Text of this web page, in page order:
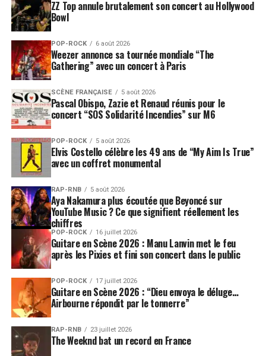
ZZ Top annule brutalement son concert au Hollywood
Bowl
POP-ROCK 6 août 2026
Weezer annonce sa tournée mondiale “The
Gathering” avec un concert à Paris
SCÈNE FRANÇAISE 5 août 2026
Pascal Obispo, Zazie et Renaud réunis pour le
concert “SOS Solidarité Incendies” sur M6
POP-ROCK 5 août 2026
Elvis Costello célèbre les 49 ans de “My Aim Is True”
avec un coffret monumental
RAP-RNB 5 août 2026
Aya Nakamura plus écoutée que Beyoncé sur
YouTube Music ? Ce que signifient réellement les
chiffres
POP-ROCK 16 juillet 2026
Guitare en Scène 2026 : Manu Lanvin met le feu
après les Pixies et fini son concert dans le public
POP-ROCK 17 juillet 2026
Guitare en Scène 2026 : “Dieu envoya le déluge…
Airbourne répondit par le tonnerre”
RAP-RNB 23 juillet 2026
The Weeknd bat un record en France